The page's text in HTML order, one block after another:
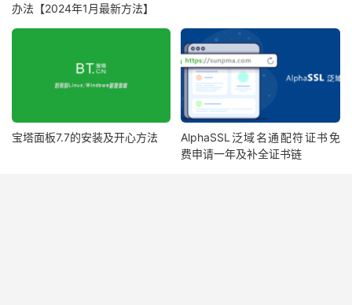
办法【2024年1月最新方法】
宝塔面板7.7的安装及开心方法
AlphaSSL泛域名通配符证书免
费申请一年及补全证书链